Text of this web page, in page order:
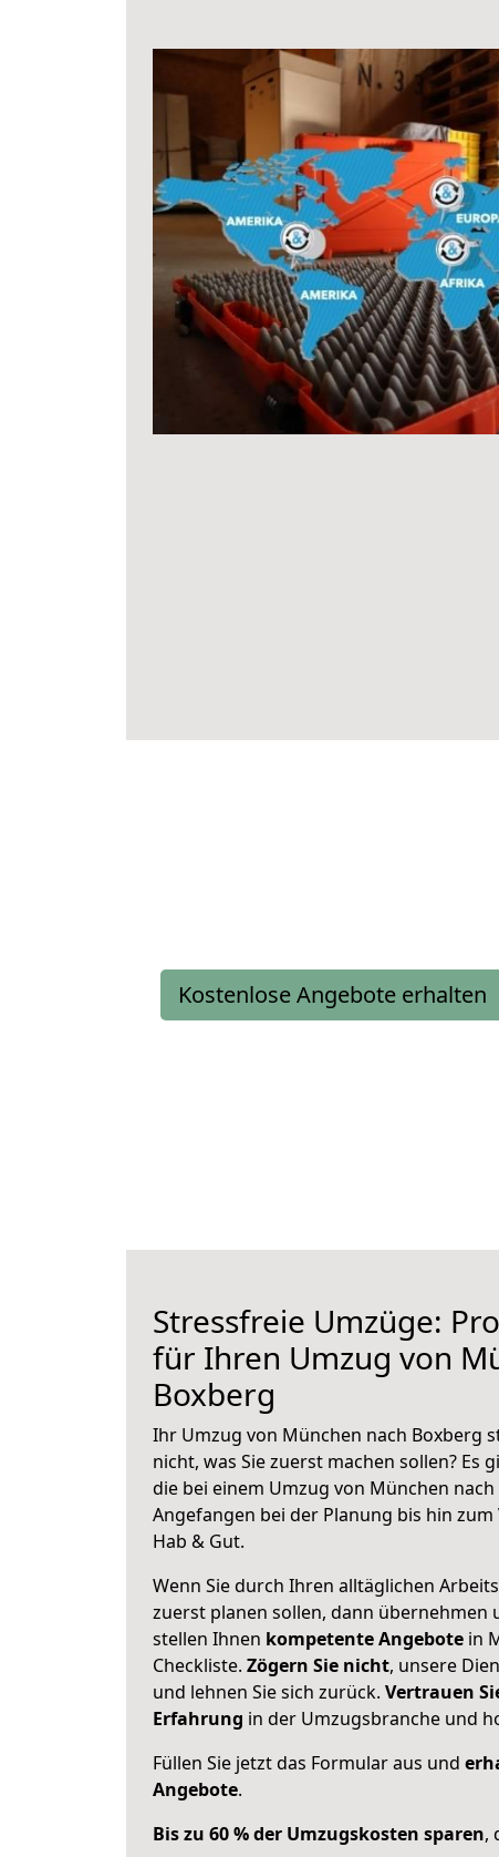
Kostenlose Angebote erhalten
Stressfreie Umzüge:
für Ihren Umzug von
Boxberg
Ihr Umzug von München nach Boxberg
nicht, was Sie zuerst machen sollen? Es
die bei einem Umzug von München
Angefangen bei der Planung bis hin
Hab & Gut.
Wenn Sie durch Ihren alltäglichen
zuerst planen sollen, dann übernehmen
stellen Ihnen kompetente Angebote in
Checkliste. Zögern Sie nicht, unsere
und lehnen Sie sich zurück. Vertrauen
Erfahrung in der Umzugsbranche und
Füllen Sie jetzt das Formular aus und
Angebote.
Bis zu 60 % der Umzugskosten sparen,